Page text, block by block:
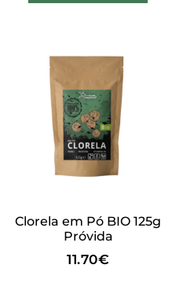
Clorela em Pó BIO 125g
Próvida
11.70€